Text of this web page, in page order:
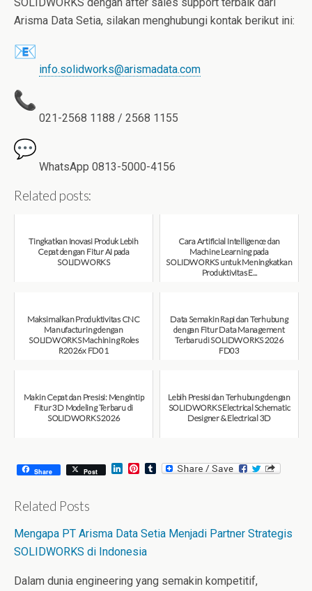
Arisma Data Setia, silakan menghubungi kontak berikut ini:
info.solidworks@arismadata.com
021-2568 1188 / 2568 1155
WhatsApp 0813-5000-4156
Related posts:
Tingkatkan Inovasi Produk Lebih
Cepat dengan Fitur AI pada
SOLIDWORKS
Cara Artificial Intelligence dan
Machine Learning pada
SOLIDWORKS untuk Meningkatkan
Produktivitas E...
Maksimalkan Produktivitas CNC
Manufacturing dengan
SOLIDWORKS Machining Roles
R2026x FD01
Data Semakin Rapi dan Terhubung
dengan Fitur Data Management
Terbaru di SOLIDWORKS 2026
FD03
Makin Cepat dan Presisi: Mengintip
Fitur 3D Modeling Terbaru di
SOLIDWORKS 2026
Lebih Presisi dan Terhubung dengan
SOLIDWORKS Electrical Schematic
Designer & Electrical 3D
Share Post
L
I
n
P
e
s
t
T
Related Posts
Mengapa PT Arisma Data Setia Menjadi Partner Strategis
SOLIDWORKS di Indonesia
Dalam dunia engineering yang semakin kompetitif,